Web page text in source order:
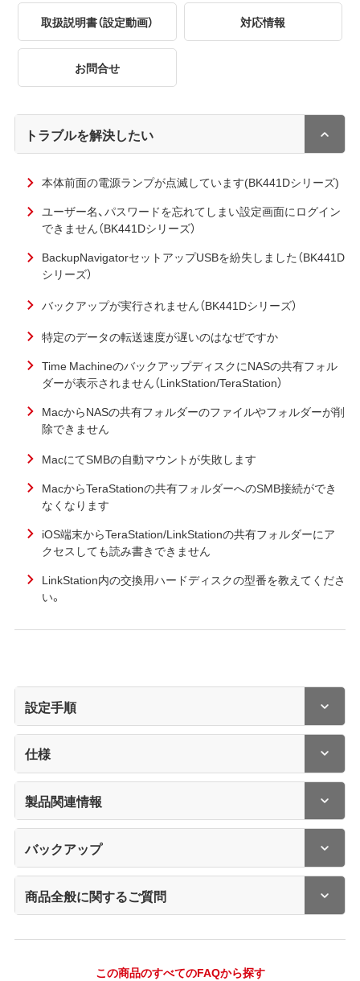
取扱説明書（設定動画） 対応情報
お問合せ
トラブルを解決したい
本体前面の電源ランプが点滅しています(BK441Dシリーズ)
ユーザー名、パスワードを忘れてしまい設定画面にログイン
できません（BK441Dシリーズ）
BackupNavigatorセットアップUSBを紛失しました（BK441D
シリーズ）
バックアップが実行されません（BK441Dシリーズ）
特定のデータの転送速度が遅いのはなぜですか
Time MachineのバックアップディスクにNASの共有フォル
ダーが表示されません（LinkStation/TeraStation）
MacからNASの共有フォルダーのファイルやフォルダーが削
除できません
MacにてSMBの自動マウントが失敗します
MacからTeraStationの共有フォルダーへのSMB接続ができ
なくなります
iOS端末からTeraStation/LinkStationの共有フォルダーにア
クセスしても読み書きできません
LinkStation内の交換用ハードディスクの型番を教えてくださ
い。
設定手順
仕様
製品関連情報
バックアップ
商品全般に関するご質問
この商品のすべてのFAQから探す